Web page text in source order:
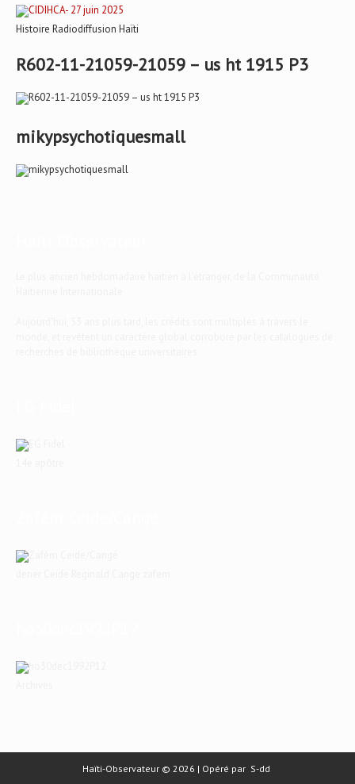
Histoire Radiodiffusion Haïti
R602-11-21059-21059 – us ht 1915 P3
mikypsychotiquesmall
Haïti-Observateur © 2026 | Opéré par S-dd